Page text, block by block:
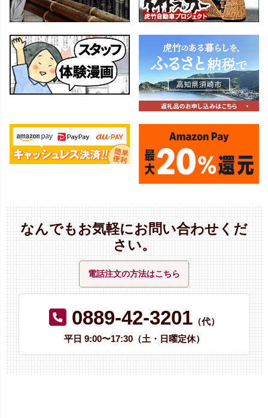
なんでもお気軽にお問い合わせくだ
さい。
電話注文の方法はこちら
0889-42-3201（代）
平日 9:00〜17:30（土・日曜定休）